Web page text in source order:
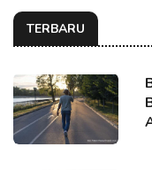
TERBARU